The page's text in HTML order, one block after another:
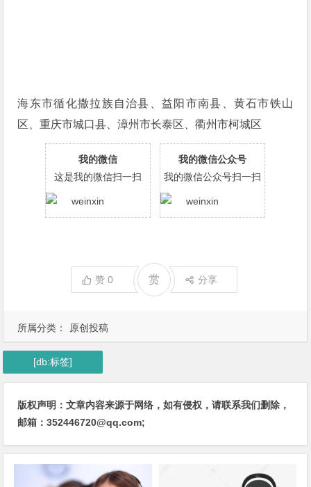
所属分类： 原创投稿
海东市循化撒拉族自治县、益阳市南县、黄石市铁山
区、重庆市城口县、漳州市长泰区、衢州市柯城区
我的微信
这是我的微信扫一扫
我的微信公众号
我的微信公众号扫一扫
赞0 赏 分享
[db:标签]
版权声明：文章内容来源于网络，如有侵权，请联系我们删除，
邮箱：352446720@qq.com;